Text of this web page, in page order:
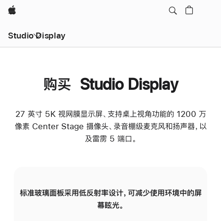
Apple
Studio Display
购买 Studio Display
27 英寸 5K 视网膜显示屏、支持桌上视角功能的 1200 万
像素 Center Stage 摄像头、录音棚级麦克风和扬声器，以
及雷雳 5 端口。
标准玻璃面板采用低反射率设计，可减少使用环境中的屏
幕眩光。